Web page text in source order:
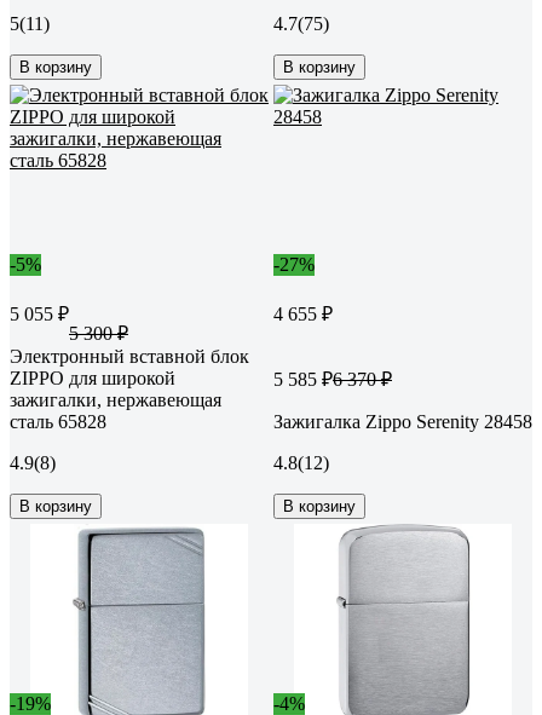
5(11)
В корзину
4.7(75)
В корзину
-5%
5 055 ₽
5 300 ₽
Электронный вставной блок
ZIPPO для широкой
зажигалки, нержавеющая
сталь 65828
4.9(8)
В корзину
-27%
4 655 ₽
5 585 ₽6 370 ₽
Зажигалка Zippo Serenity 28458
4.8(12)
В корзину
-19% -4%